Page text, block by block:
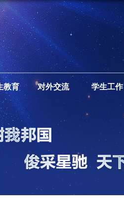
教育 对外交流 学生工作